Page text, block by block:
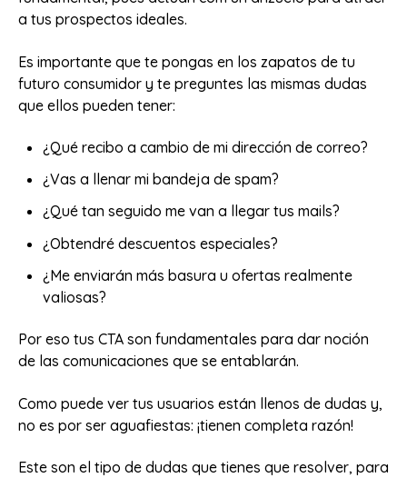
a tus prospectos ideales.
Es importante que te pongas en los zapatos de tu
futuro consumidor y te preguntes las mismas dudas
que ellos pueden tener:
¿Qué recibo a cambio de mi dirección de correo?
¿Vas a llenar mi bandeja de spam?
¿Qué tan seguido me van a llegar tus mails?
¿Obtendré descuentos especiales?
¿Me enviarán más basura u ofertas realmente
valiosas?
Por eso tus CTA son fundamentales para dar noción
de las comunicaciones que se entablarán.
Como puede ver tus usuarios están llenos de dudas y,
no es por ser aguafiestas: ¡tienen completa razón!
Este son el tipo de dudas que tienes que resolver, para